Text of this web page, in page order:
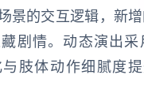
景的交互逻辑，新增
剧情。动态演出采
肢体动作细腻度